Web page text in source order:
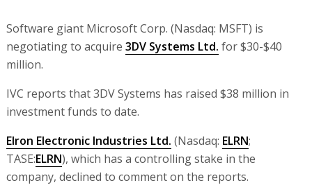
Software giant Microsoft Corp. (Nasdaq: MSFT) is
negotiating to acquire 3DV Systems Ltd. for $30-$40
million.
IVC reports that 3DV Systems has raised $38 million in
investment funds to date.
Elron Electronic Industries Ltd. (Nasdaq: ELRN;
TASE:ELRN), which has a controlling stake in the
company, declined to comment on the reports.